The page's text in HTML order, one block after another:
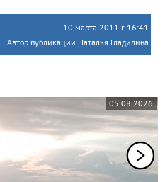
10 марта 2011 г. 16:41
Автор публикации Наталья Гладилина
05.08.2026